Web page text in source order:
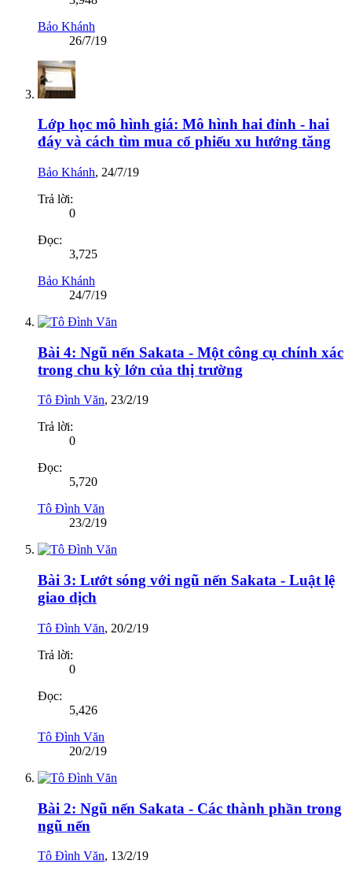
Bảo Khánh
26/7/19
Lớp học mô hình giá: Mô hình hai đỉnh - hai
đáy và cách tìm mua cổ phiếu xu hướng tăng
Bảo Khánh, 24/7/19
Trả lời:
0
Đọc:
3,725
Bảo Khánh
24/7/19
Bài 4: Ngũ nến Sakata - Một công cụ chính xác
trong chu kỳ lớn của thị trường
Tô Đình Văn, 23/2/19
Trả lời:
0
Đọc:
5,720
Tô Đình Văn
23/2/19
Bài 3: Lướt sóng với ngũ nến Sakata - Luật lệ
giao dịch
Tô Đình Văn, 20/2/19
Trả lời:
0
Đọc:
5,426
Tô Đình Văn
20/2/19
Bài 2: Ngũ nến Sakata - Các thành phần trong
ngũ nến
Tô Đình Văn, 13/2/19